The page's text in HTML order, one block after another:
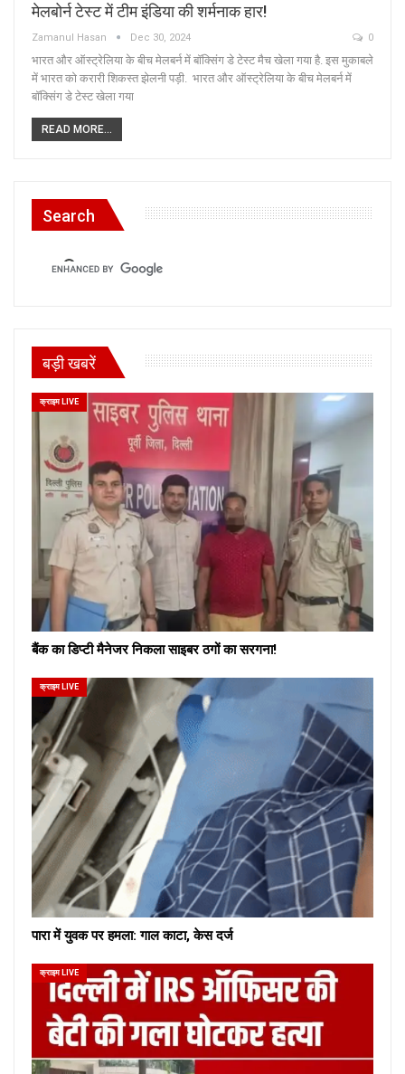
मेलबोर्न टेस्ट में टीम इंडिया की शर्मनाक हार!
Zamanul Hasan Dec 30, 2024 0
भारत और ऑस्ट्रेल‍िया के बीच मेलबर्न में बॉक्स‍िंग डे टेस्ट मैच खेला गया है. इस मुकाबले
में भारत को करारी शिकस्त झेलनी पड़ी. भारत और ऑस्ट्रेलिया के बीच मेलबर्न में
बॉक्सिंग डे टेस्ट खेला गया
READ MORE...
Search
बड़ी खबरें
क्राइम LIVE
बैंक का डिप्टी मैनेजर निकला साइबर ठगों का सरगना!
क्राइम LIVE
पारा में युवक पर हमला: गाल काटा, केस दर्ज
क्राइम LIVE